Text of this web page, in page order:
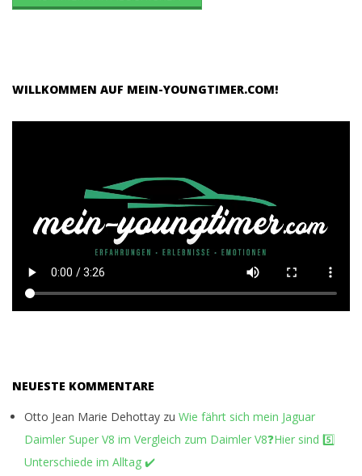
WILLKOMMEN AUF MEIN-YOUNGTIMER.COM!
NEUESTE KOMMENTARE
Otto Jean Marie Dehottay zu Wie fährt sich mein Jaguar
Daimler Super V8 im Vergleich zum Daimler V8❓Hier sind 5️⃣
Unterschiede im Alltag ✔️